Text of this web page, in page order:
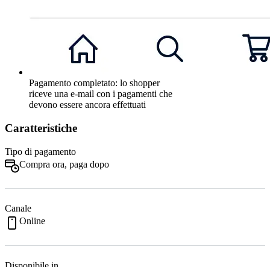
Pagamento completato: lo shopper
riceve una e-mail con i pagamenti che
devono essere ancora effettuati
Caratteristiche
Tipo di pagamento
Compra ora, paga dopo
Canale
Online